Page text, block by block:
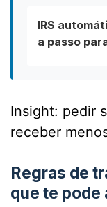
IRS
a passo
Insight: pedir
receber
Regras de
que te pode